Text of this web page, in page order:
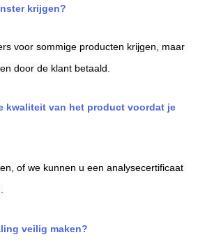
krijgen?
voor sommige producten krijgen, maar
door de klant betaald.
kwaliteit van het product voordat je
of we kunnen u een analysecertificaat
veilig maken?